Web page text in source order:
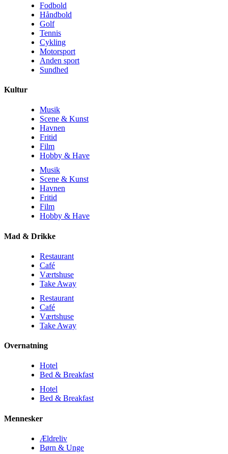
Fodbold
Håndbold
Golf
Tennis
Cykling
Motorsport
Anden sport
Sundhed
Kultur
Musik
Scene & Kunst
Havnen
Fritid
Film
Hobby & Have
Musik
Scene & Kunst
Havnen
Fritid
Film
Hobby & Have
Mad & Drikke
Restaurant
Café
Værtshuse
Take Away
Restaurant
Café
Værtshuse
Take Away
Overnatning
Hotel
Bed & Breakfast
Hotel
Bed & Breakfast
Mennesker
Ældreliv
Børn & Unge